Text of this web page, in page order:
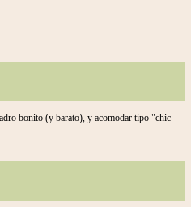
bonito (y barato), y acomodar tipo "chic